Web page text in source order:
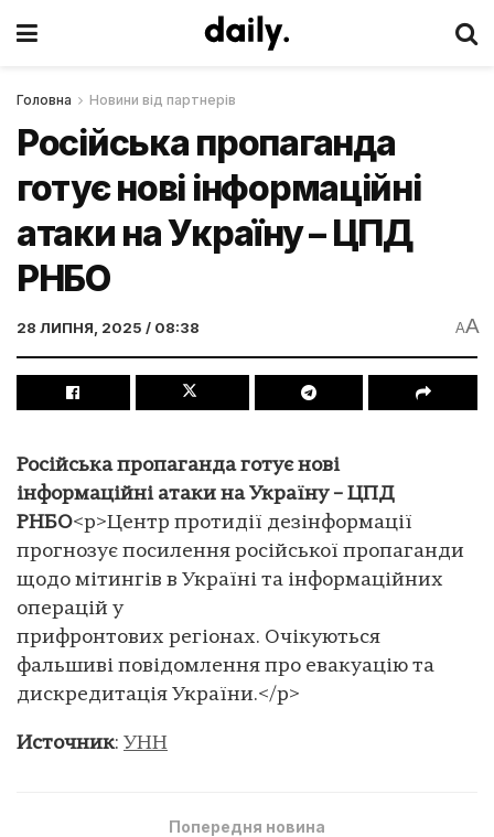
Головна Новини від партнерів
Російська пропаганда
готує нові інформаційні
атаки на Україну – ЦПД
РНБО
28 ЛИПНЯ, 2025 / 08:38 AA
Російська пропаганда готує нові
інформаційні атаки на Україну – ЦПД
РНБО<p>Центр протидії дезінформації
прогнозує посилення російської пропаганди
щодо мітингів в Україні та інформаційних
операцій у
прифронтових регіонах. Очікуються
фальшиві повідомлення про евакуацію та
дискредитація України.</p>
Источник: УНН
Попередня новина